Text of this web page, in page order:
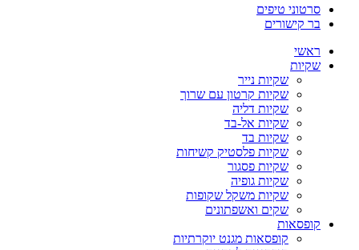
סרטוני טיפים
בר קישורים
ראשי
שקיות
שקיות נייר
שקיות קרטון עם שרוך
שקיות דליה
שקיות אל-בד
שקיות בד
שקיות פלסטיק קשיחות
שקיות פסגור
שקיות גופיה
שקיות משקל שקופות
שקים ואשפתונים
קופסאות
קופסאות מגנט יוקרתיות